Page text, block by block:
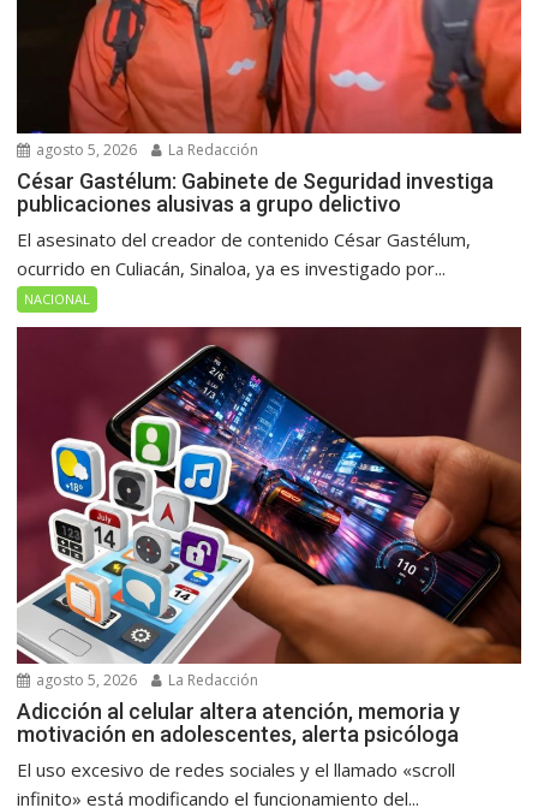
agosto 5, 2026 La Redacción
César Gastélum: Gabinete de Seguridad investiga
publicaciones alusivas a grupo delictivo
El asesinato del creador de contenido César Gastélum,
ocurrido en Culiacán, Sinaloa, ya es investigado por...
NACIONAL
agosto 5, 2026 La Redacción
Adicción al celular altera atención, memoria y
motivación en adolescentes, alerta psicóloga
El uso excesivo de redes sociales y el llamado «scroll
infinito» está modificando el funcionamiento del...